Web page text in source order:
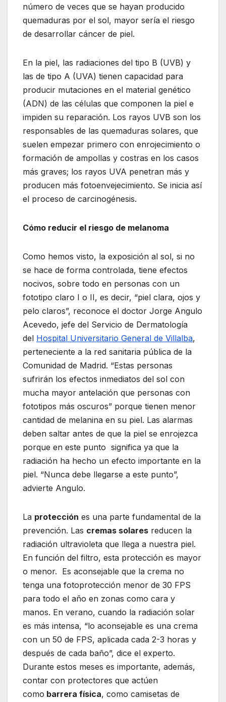
número de veces que se hayan producido
quemaduras por el sol, mayor sería el riesgo
de desarrollar cáncer de piel.
En la piel, las radiaciones del tipo B (UVB) y
las de tipo A (UVA) tienen capacidad para
producir mutaciones en el material genético
(ADN) de las células que componen la piel e
impiden su reparación. Los rayos UVB son los
responsables de las quemaduras solares, que
suelen empezar primero con enrojecimiento o
formación de ampollas y costras en los casos
más graves; los rayos UVA penetran más y
producen más fotoenvejecimiento. Se inicia así
el proceso de carcinogénesis.
Cómo reducir el riesgo de melanoma
Como hemos visto, la exposición al sol, si no
se hace de forma controlada, tiene efectos
nocivos, sobre todo en personas con un
fototipo claro I o II, es decir, “piel clara, ojos y
pelo claros”, reconoce el doctor Jorge Angulo
Acevedo, jefe del Servicio de Dermatología
del Hospital Universitario General de Villalba,
perteneciente a la red sanitaria pública de la
Comunidad de Madrid. “Estas personas
sufrirán los efectos inmediatos del sol con
mucha mayor antelación que personas con
fototipos más oscuros” porque tienen menor
cantidad de melanina en su piel. Las alarmas
deben saltar antes de que la piel se enrojezca
porque en este punto significa ya que la
radiación ha hecho un efecto importante en la
piel. “Nunca debe llegarse a este punto”,
advierte Angulo.
La protección es una parte fundamental de la
prevención. Las cremas solares reducen la
radiación ultravioleta que llega a nuestra piel.
En función del filtro, esta protección es mayor
o menor. Es aconsejable que la crema no
tenga una fotoprotección menor de 30 FPS
para todo el año en zonas como cara y
manos. En verano, cuando la radiación solar
es más intensa, “lo aconsejable es una crema
con un 50 de FPS, aplicada cada 2-3 horas y
después de cada baño”, dice el experto.
Durante estos meses es importante, además,
contar con protectores que actúen
como barrera física, como camisetas de